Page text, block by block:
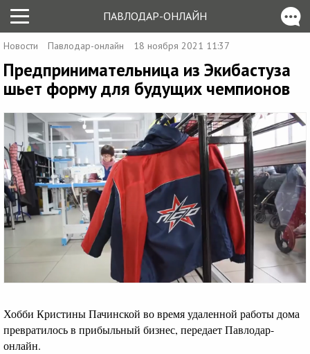
ПАВЛОДАР-ОНЛАЙН
Новости Павлодар-онлайн 18 ноября 2021 11:37
Предпринимательница из Экибастуза
шьет форму для будущих чемпионов
Хобби Кристины Пачинской во время удаленной работы дома
превратилось в прибыльный бизнес, передает Павлодар-
онлайн.